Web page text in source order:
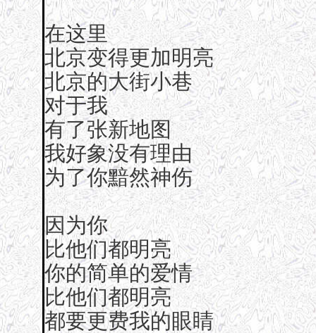
在这里
北京变得更加明亮
北京的大街小巷
对于我
有了张新地图
我好象没有理由
为了你黯然神伤
因为你
比他们都明亮
你的简单的爱情
比他们都明亮
都要更费我的眼睛